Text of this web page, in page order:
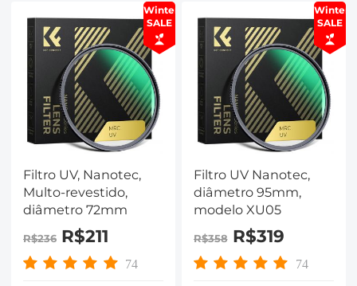
Winter
SALE
Filtro UV, Nanotec,
Multo-revestido,
diâmetro 72mm
R$236R$211
74
Winter
SALE
Filtro UV Nanotec,
diâmetro 95mm,
modelo XU05
R$358R$319
74